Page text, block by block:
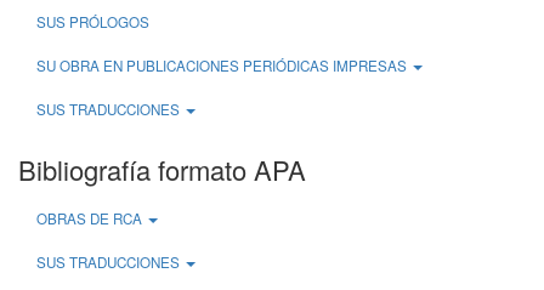
SUS PRÓLOGOS
SU OBRA EN PUBLICACIONES PERIÓDICAS IMPRESAS
SUS TRADUCCIONES
Bibliografía formato APA
OBRAS DE RCA
SUS TRADUCCIONES